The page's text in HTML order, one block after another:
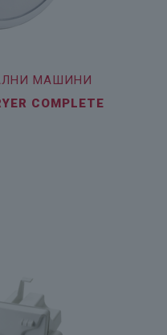
МАШИНИ
COMPLETE